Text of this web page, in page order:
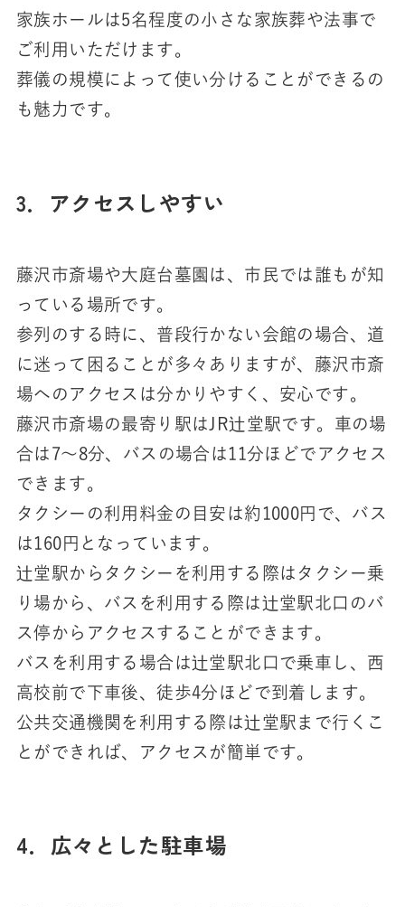
家族ホールは5名程度の小さな家族葬や法事で
ご利用いただけます。
葬儀の規模によって使い分けることができるの
も魅力です。
3．アクセスしやすい
藤沢市斎場や大庭台墓園は、市民では誰もが知
っている場所です。
参列のする時に、普段行かない会館の場合、道
に迷って困ることが多々ありますが、藤沢市斎
場へのアクセスは分かりやすく、安心です。
藤沢市斎場の最寄り駅はJR辻堂駅です。車の場
合は7～8分、バスの場合は11分ほどでアクセス
できます。
タクシーの利用料金の目安は約1000円で、バス
は160円となっています。
辻堂駅からタクシーを利用する際はタクシー乗
り場から、バスを利用する際は辻堂駅北口のバ
ス停からアクセスすることができます。
バスを利用する場合は辻堂駅北口で乗車し、西
高校前で下車後、徒歩4分ほどで到着します。
公共交通機関を利用する際は辻堂駅まで行くこ
とができれば、アクセスが簡単です。
4．広々とした駐車場